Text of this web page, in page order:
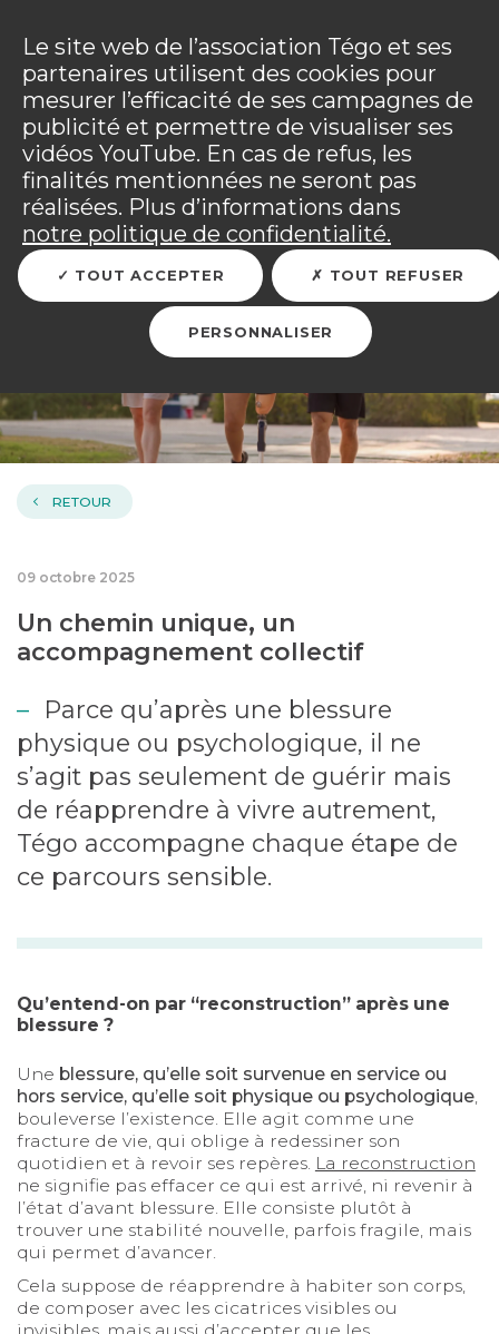
adhérents sinistrés et les personnels mobilisés.
Tous les détails dansvotre espace adhérent.
Vous êtes sur le site Tégo
Reconstruire sa vie après
une blessure
RETOUR
09 octobre 2025
Un chemin unique, un
accompagnement collectif
Parce qu’après une blessure
physique ou psychologique, il ne
s’agit pas seulement de guérir mais
de réapprendre à vivre autrement,
Tégo accompagne chaque étape de
ce parcours sensible.
Qu’entend-on par “reconstruction” après une
blessure ?
Une blessure, qu’elle soit survenue en service ou
hors service, qu’elle soit physique ou psychologique,
bouleverse l’existence. Elle agit comme une
fracture de vie, qui oblige à redessiner son
quotidien et à revoir ses repères. La reconstruction
ne signifie pas effacer ce qui est arrivé, ni revenir à
l’état d’avant blessure. Elle consiste plutôt à
trouver une stabilité nouvelle, parfois fragile, mais
qui permet d’avancer.
Cela suppose de réapprendre à habiter son corps,
de composer avec les cicatrices visibles ou
invisibles, mais aussi d’accepter que les
Le site web de l’association Tégo et ses
partenaires utilisent des cookies pour
mesurer l’efficacité de ses campagnes de
publicité et permettre de visualiser ses
vidéos YouTube. En cas de refus, les
finalités mentionnées ne seront pas
réalisées. Plus d’informations dans
notre politique de confidentialité.
TOUT ACCEPTER TOUT REFUSER
PERSONNALISER